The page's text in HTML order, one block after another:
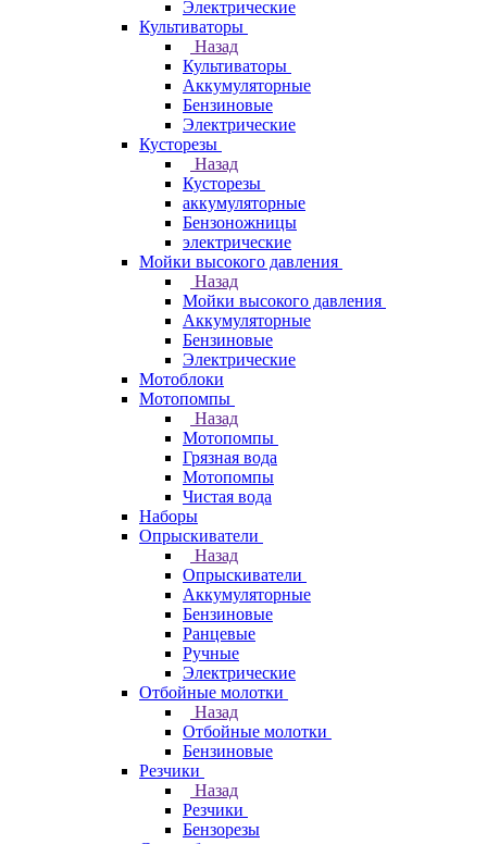
Электрические
Культиваторы
Назад
Культиваторы
Аккумуляторные
Бензиновые
Электрические
Кусторезы
Назад
Кусторезы
аккумуляторные
Бензоножницы
электрические
Мойки высокого давления
Назад
Мойки высокого давления
Аккумуляторные
Бензиновые
Электрические
Мотоблоки
Мотопомпы
Назад
Мотопомпы
Грязная вода
Мотопомпы
Чистая вода
Наборы
Опрыскиватели
Назад
Опрыскиватели
Аккумуляторные
Бензиновые
Ранцевые
Ручные
Электрические
Отбойные молотки
Назад
Отбойные молотки
Бензиновые
Резчики
Назад
Резчики
Бензорезы